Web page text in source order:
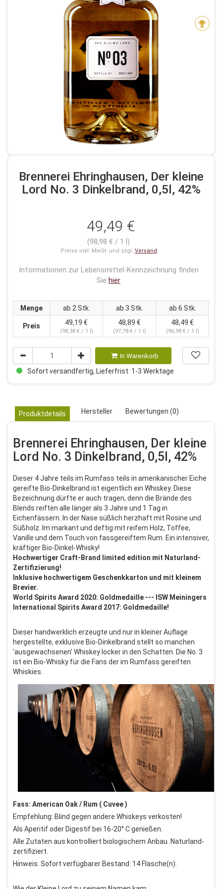
Brennerei Ehringhausen, Der kleine
Lord No. 3 Dinkelbrand, 0,5l, 42%
49,49 €
(98,98 € / 1 l)
Preise inkl. MwSt. und zzgl. Versand
Informationen zur Lebensmittel-Kennzeichnung finden
Sie hier
Menge ab 2 Stk. ab 3 Stk. ab 6 Stk.
Preis 49,19 €
(98,38 € / 1 l)
48,89 €
(97,78 € / 1 l)
48,49 €
(96,98 € / 1 l)
In Warenkorb
Sofort versandfertig, Lieferfrist: 1-3 Werktage
Produktdetails Hersteller Bewertungen (0)
Brennerei Ehringhausen, Der kleine
Lord No. 3 Dinkelbrand, 0,5l, 42%
Dieser 4 Jahre teils im Rumfass teils in amerikanischer Eiche
gereifte Bio-Dinkelbrand ist eigentlich ein Whiskey. Diese
Bezeichnung dürfte er auch tragen, denn die Brände des
Blends reiften alle länger als 3 Jahre und 1 Tag in
Eichenfässern. In der Nase süßlich herzhaft mit Rosine und
Süßholz. Im markant und deftig mit reifem Holz, Toffee,
Vanille und dem Touch von fassgereiftem Rum. Ein intensiver,
kräftiger Bio-Dinkel-Whisky!
Hochwertiger Craft-Brand limited edition mit Naturland-
Zertifizierung!
Inklusive hochwertigem Geschenkkarton und mit kleinem
Brevier.
World Spirits Award 2020: Goldmedaille --- ISW Meiningers
International Spirits Award 2017: Goldmedaille!
Dieser handwerklich erzeugte und nur in kleiner Auflage
hergestellte, exklusive Bio-Dinkelbrand stellt so manchen
'ausgewachsenen' Whiskey locker in den Schatten. Die No. 3
ist ein Bio-Whisky für die Fans der im Rumfass gereiften
Whiskies.
Fass: American Oak / Rum ( Cuvee )
Empfehlung: Blind gegen andere Whiskeys verkosten!
Als Aperitif oder Digestif bei 16-20° C genießen.
Alle Zutaten aus kontrolliert biologischem Anbau. Naturland-
zertifiziert.
Hinweis: Sofort verfügbarer Bestand: 14 Flasche(n).